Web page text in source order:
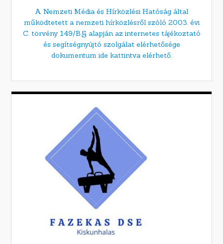
A Nemzeti Média és Hírközlési Hatóság által
működtetett a nemzeti hírközlésről szóló 2003. évi
C. törvény 149/B.§ alapján az internetes tájékoztató
és segítségnyújtó szolgálat elérhetősége
dokumentum ide kattintva elérhető.